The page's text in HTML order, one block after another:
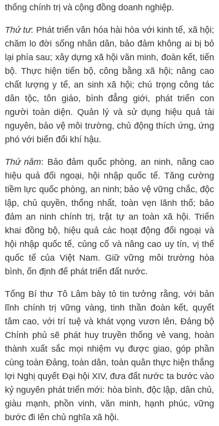
thống chính trị và cộng đồng doanh nghiệp.
Thứ tư: Phát triển văn hóa hài hòa với kinh tế, xã hội;
chăm lo đời sống nhân dân, bảo đảm không ai bị bỏ
lại phía sau; xây dựng xã hội văn minh, đoàn kết, tiến
bộ. Thực hiện tiến bộ, công bằng xã hội; nâng cao
chất lượng y tế, an sinh xã hội; chú trọng công tác
dân tộc, tôn giáo, bình đẳng giới, phát triển con
người toàn diện. Quản lý và sử dụng hiệu quả tài
nguyên, bảo vệ môi trường, chủ động thích ứng, ứng
phó với biến đổi khí hậu.
Thứ năm: Bảo đảm quốc phòng, an ninh, nâng cao
hiệu quả đối ngoại, hội nhập quốc tế. Tăng cường
tiềm lực quốc phòng, an ninh; bảo vệ vững chắc, độc
lập, chủ quyền, thống nhất, toàn vẹn lãnh thổ; bảo
đảm an ninh chính trị, trật tự an toàn xã hội. Triển
khai đồng bộ, hiệu quả các hoạt động đối ngoại và
hội nhập quốc tế, củng cố và nâng cao uy tín, vị thế
quốc tế của Việt Nam. Giữ vững môi trường hòa
bình, ổn định để phát triển đất nước.
Tổng Bí thư Tô Lâm bày tỏ tin tưởng rằng, với bản
lĩnh chính trị vững vàng, tinh thần đoàn kết, quyết
tâm cao, với trí tuệ và khát vọng vươn lên, Đảng bộ
Chính phủ sẽ phát huy truyền thống vẻ vang, hoàn
thành xuất sắc mọi nhiệm vụ được giao, góp phần
cùng toàn Đảng, toàn dân, toàn quân thực hiện thắng
lợi Nghị quyết Đại hội XIV, đưa đất nước ta bước vào
kỷ nguyên phát triển mới: hòa bình, độc lập, dân chủ,
giàu mạnh, phồn vinh, văn minh, hạnh phúc, vững
bước đi lên chủ nghĩa xã hội.